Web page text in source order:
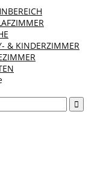
& KINDERZIMMER